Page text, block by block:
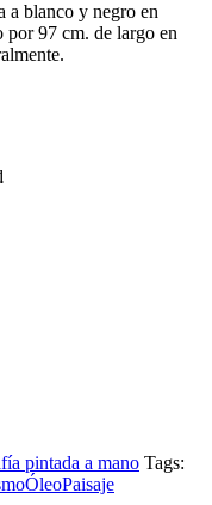
a blanco y negro en
97 cm. de largo en
pintada a mano Tags:
ÓleoPaisaje